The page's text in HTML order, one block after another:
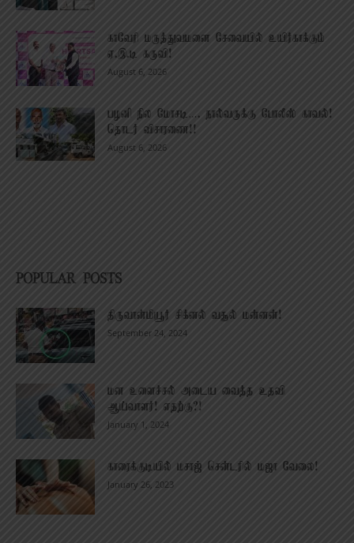
காவேரி மருத்துவமனை சேவையில் உயிர்காக்கும்
ஏ.இ.டி கருவி!
August 6, 2026
பழனி நில மோசடி…. நால்வருக்கு போலீஸ் காவல்!
தொடர் விசாரணை!!
August 6, 2026
POPULAR POSTS
திருவான்மியூர் சிக்னல் வசூல் மன்னன்!
September 24, 2024
மன உளைச்சல் அடைய வைத்த உதவி
ஆய்வாளர்! எதற்கு?!
January 1, 2024
காரைக்குடியில் மசாஜ் சென்டரில் மஜா வேலை!
January 26, 2023